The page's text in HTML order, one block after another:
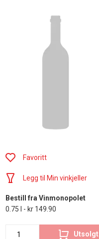
Favoritt
Legg til Min vinkjeller
Bestill fra Vinmonopolet
0.75 l - kr 149.90
Utsolgt